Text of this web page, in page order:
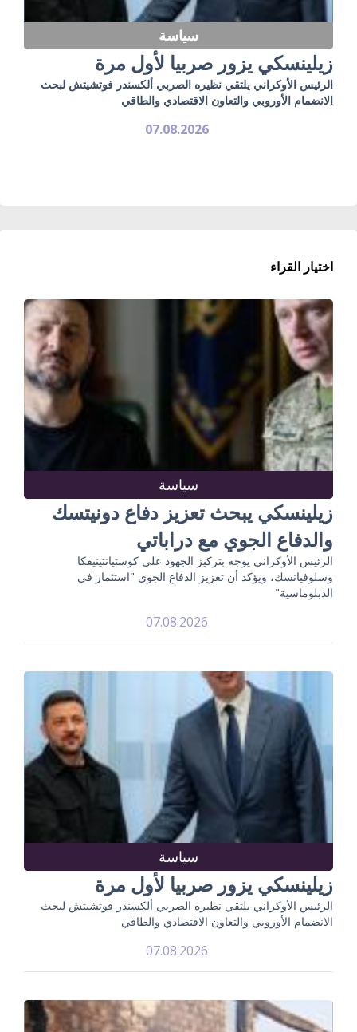
سياسة
زيلينسكي يزور صربيا لأول مرة
الرئيس الأوكراني يلتقي نظيره الصربي ألكسندر فوتشيتش لبحث
الانضمام الأوروبي والتعاون الاقتصادي والطاقي
07.08.2026
اختيار القراء
سياسة
زيلينسكي يبحث تعزيز دفاع دونيتسك
والدفاع الجوي مع دراباتي
الرئيس الأوكراني يوجه بتركيز الجهود على كوستيانتينيفكا
وسلوفيانسك، ويؤكد أن تعزيز الدفاع الجوي "استثمار في
الدبلوماسية"
07.08.2026
سياسة
زيلينسكي يزور صربيا لأول مرة
الرئيس الأوكراني يلتقي نظيره الصربي ألكسندر فوتشيتش لبحث
الانضمام الأوروبي والتعاون الاقتصادي والطاقي
07.08.2026